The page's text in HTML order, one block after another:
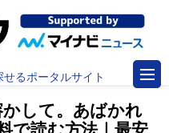
るポータルサイト
かして。あばかれ